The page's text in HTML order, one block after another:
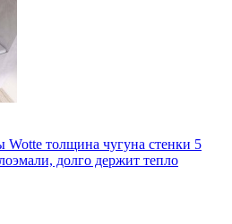
толщина чугуна стенки 5
долго держит тепло